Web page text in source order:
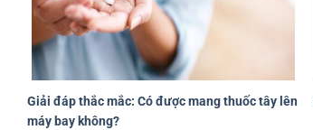
Giải đáp thắc mắc: Có được mang thuốc tây lên
máy bay không?